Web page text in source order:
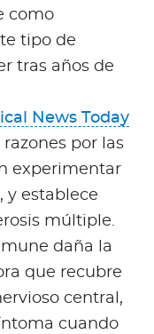
como
tipo de
tras años de
News Today
por las
experimentar
y establece
múltiple.
daña la
que recubre
central,
cuando